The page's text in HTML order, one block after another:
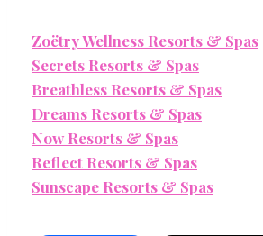
Zoëtry Wellness Resorts & Spas
Secrets Resorts & Spas
Breathless Resorts & Spas
Dreams Resorts & Spas
Now Resorts & Spas
Reflect Resorts & Spas
Sunscape Resorts & Spas